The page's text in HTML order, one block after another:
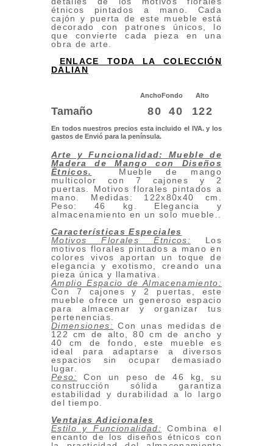
étnicos pintados a mano. Cada
cajón y puerta de este mueble está
decorado con patrones únicos, lo
que convierte cada pieza en una
obra de arte.
ENLACE TODA LA COLECCIÓN
DALIAN
AnchoFondo Alto
Tamaño 80 40 122
En todos nuestros precios esta incluido el IVA. y los
gastos de Envió para la península.
Arte y Funcionalidad: Mueble de
Madera de Mango con Diseños
Étnicos.
Mueble de mango
multicolor con 7 cajones y 2
puertas. Motivos florales pintados a
mano. Medidas: 122x80x40 cm.
Peso: 46 kg. Elegancia y
almacenamiento en un solo mueble..
Características Especiales
Motivos Florales Étnicos: Los
motivos florales pintados a mano en
colores vivos aportan un toque de
elegancia y exotismo, creando una
pieza única y llamativa.
Amplio Espacio de Almacenamiento:
Con 7 cajones y 2 puertas, este
mueble ofrece un generoso espacio
para almacenar y organizar tus
pertenencias.
Dimensiones: Con unas medidas de
122 cm de alto, 80 cm de ancho y
40 cm de fondo, este mueble es
ideal para adaptarse a diversos
espacios sin ocupar demasiado
lugar.
Peso:
Con un peso de 46 kg, su
construcción sólida garantiza
estabilidad y durabilidad a lo largo
del tiempo.
Ventajas Adicionales
Estilo y Funcionalidad: Combina el
encanto de los diseños étnicos con